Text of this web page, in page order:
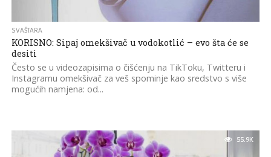
SVAŠTARA
KORISNO: Sipaj omekšivač u vodokotlić – evo šta će se
desiti
Često se u videozapisima o čišćenju na TikToku, Twitteru i
Instagramu omekšivač za veš spominje kao sredstvo s više
mogućih namjena: od...
55.9K